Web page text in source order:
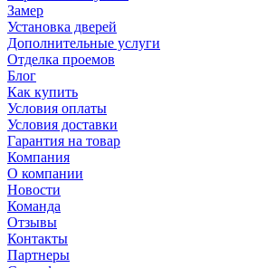
Замер
Установка дверей
Дополнительные услуги
Отделка проемов
Блог
Как купить
Условия оплаты
Условия доставки
Гарантия на товар
Компания
О компании
Новости
Команда
Отзывы
Контакты
Партнеры